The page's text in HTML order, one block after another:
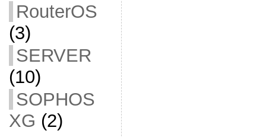
RouterOS
(3)
SERVER
(10)
SOPHOS
XG (2)